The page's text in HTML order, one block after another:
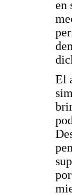
en
El